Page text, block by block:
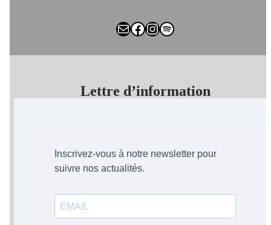
E-mail Facebook InstagramSpotify
Lettre d’information